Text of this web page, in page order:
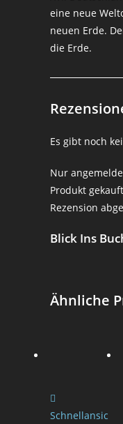
eine neue
neuen Erde.
die Erde.
Es gibt noch
Nur
Produkt
Rezension
Blick Ins
Ähnliche
Schnellansic